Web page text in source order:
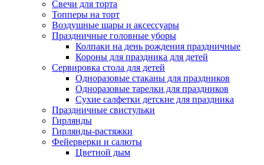
Свечи для торта
Топперы на торт
Воздушные шары и аксессуары
Праздничные головные уборы
Колпаки на день рождения праздничные
Короны для праздника для детей
Сервировка стола для детей
Одноразовые стаканы для праздников
Одноразовые тарелки для праздников
Сухие салфетки детские для праздника
Праздничные свистульки
Гирлянды
Гирлянды-растяжки
Фейерверки и салюты
Цветной дым